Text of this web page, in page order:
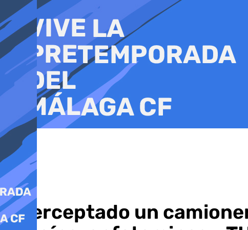
al
contenido
Interceptado un